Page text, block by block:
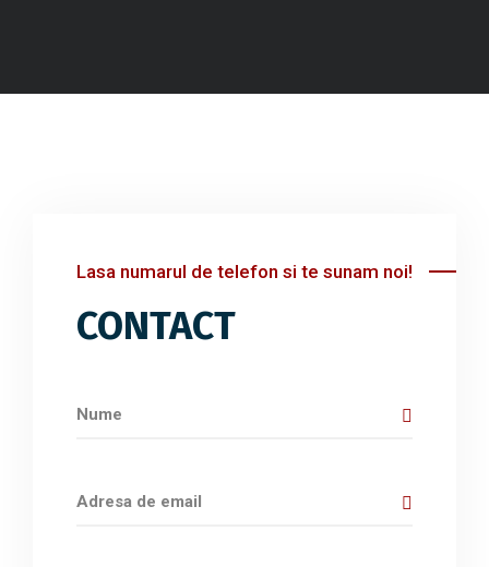
Lasa numarul de telefon si te sunam noi!
CONTACT